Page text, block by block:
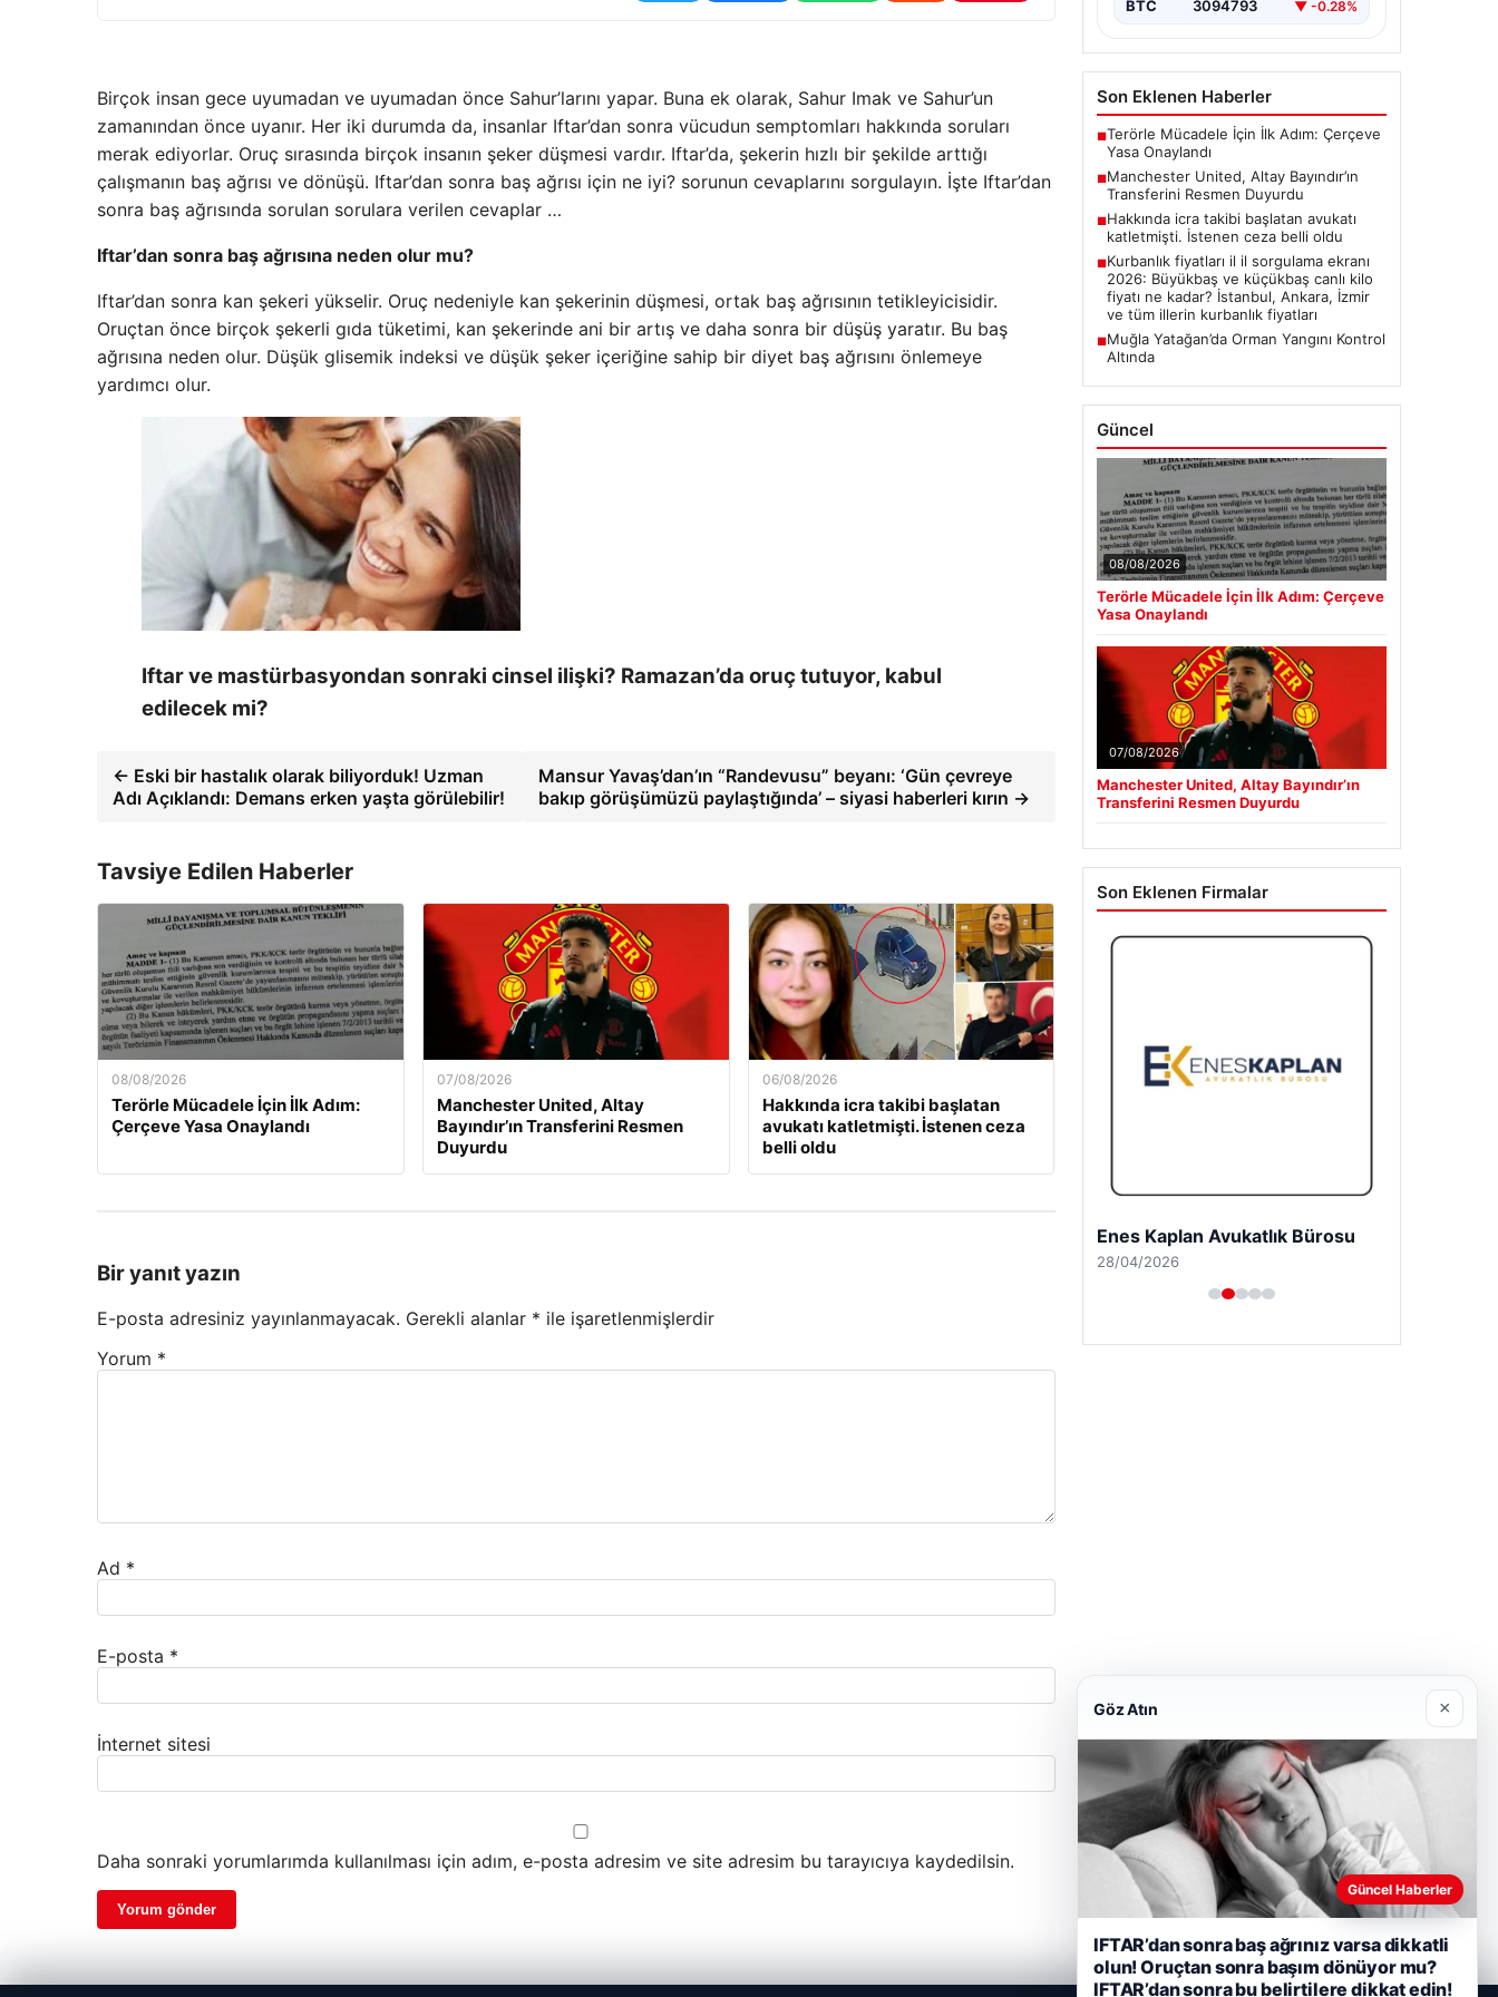
Birçok insan gece uyumadan ve uyumadan önce Sahur’larını yapar. Buna ek olarak, Sahur Imak ve Sahur’un
zamanından önce uyanır. Her iki durumda da, insanlar Iftar’dan sonra vücudun semptomları hakkında soruları
merak ediyorlar. Oruç sırasında birçok insanın şeker düşmesi vardır. Iftar’da, şekerin hızlı bir şekilde arttığı
çalışmanın baş ağrısı ve dönüşü. Iftar’dan sonra baş ağrısı için ne iyi? sorunun cevaplarını sorgulayın. İşte Iftar’dan
sonra baş ağrısında sorulan sorulara verilen cevaplar …
Iftar’dan sonra baş ağrısına neden olur mu?
Iftar’dan sonra kan şekeri yükselir. Oruç nedeniyle kan şekerinin düşmesi, ortak baş ağrısının tetikleyicisidir.
Oruçtan önce birçok şekerli gıda tüketimi, kan şekerinde ani bir artış ve daha sonra bir düşüş yaratır. Bu baş
ağrısına neden olur. Düşük glisemik indeksi ve düşük şeker içeriğine sahip bir diyet baş ağrısını önlemeye
yardımcı olur.
Iftar ve mastürbasyondan sonraki cinsel ilişki? Ramazan’da oruç tutuyor, kabul
edilecek mi?
← Eski bir hastalık olarak biliyorduk! Uzman
Adı Açıklandı: Demans erken yaşta görülebilir!
Mansur Yavaş’dan’ın “Randevusu” beyanı: ‘Gün çevreye
bakıp görüşümüzü paylaştığında’ – siyasi haberleri kırın →
Tavsiye Edilen Haberler
08/08/2026
Terörle Mücadele İçin İlk Adım:
Çerçeve Yasa Onaylandı
07/08/2026
Manchester United, Altay
Bayındır’ın Transferini Resmen
Duyurdu
06/08/2026
Hakkında icra takibi başlatan
avukatı katletmişti. İstenen ceza
belli oldu
Bir yanıt yazın
E-posta adresiniz yayınlanmayacak. Gerekli alanlar * ile işaretlenmişlerdir
Yorum *
Ad *
E-posta *
İnternet sitesi
Daha sonraki yorumlarımda kullanılması için adım, e-posta adresim ve site adresim bu tarayıcıya kaydedilsin.
BTC 3094793 ▼ -0.28%
Son Eklenen Haberler
■Terörle Mücadele İçin İlk Adım: Çerçeve
Yasa Onaylandı
■Manchester United, Altay Bayındır’ın
Transferini Resmen Duyurdu
■Hakkında icra takibi başlatan avukatı
katletmişti. İstenen ceza belli oldu
■Kurbanlık fiyatları il il sorgulama ekranı
2026: Büyükbaş ve küçükbaş canlı kilo
fiyatı ne kadar? İstanbul, Ankara, İzmir
ve tüm illerin kurbanlık fiyatları
■Muğla Yatağan’da Orman Yangını Kontrol
Altında
Güncel
08/08/2026
Terörle Mücadele İçin İlk Adım: Çerçeve
Yasa Onaylandı
07/08/2026
Manchester United, Altay Bayındır’ın
Transferini Resmen Duyurdu
Son Eklenen Firmalar
Enes Kaplan Avukatlık Bürosu
28/04/2026
Göz Atın ×
Güncel Haberler
IFTAR’dan sonra baş ağrınız varsa dikkatli
olun! Oruçtan sonra başım dönüyor mu?
IFTAR’dan sonra bu belirtilere dikkat edin!